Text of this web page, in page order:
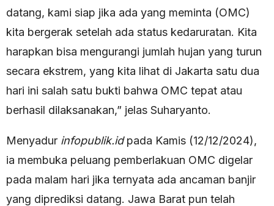
datang, kami siap jika ada yang meminta (OMC)
kita bergerak setelah ada status kedaruratan. Kita
harapkan bisa mengurangi jumlah hujan yang turun
secara ekstrem, yang kita lihat di Jakarta satu dua
hari ini salah satu bukti bahwa OMC tepat atau
berhasil dilaksanakan,” jelas Suharyanto.
Menyadur infopublik.idpada Kamis (12/12/2024),
ia membuka peluang pemberlakuan OMC digelar
pada malam hari jika ternyata ada ancaman banjir
yang diprediksi datang. Jawa Barat pun telah